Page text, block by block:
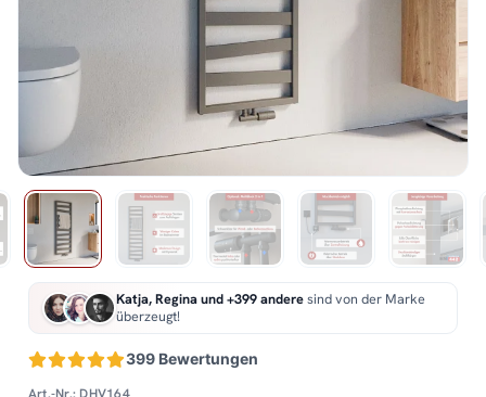
399 Bewertungen
Katja, Regina und +399 anderesind von der Marke
überzeugt!